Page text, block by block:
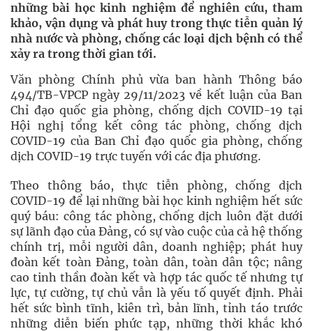
những bài học kinh nghiệm để nghiên cứu, tham
khảo, vận dụng và phát huy trong thực tiễn quản lý
nhà nước và phòng, chống các loại dịch bệnh có thể
xảy ra trong thời gian tới.
Văn phòng Chính phủ vừa ban hành Thông báo
494/TB-VPCP ngày 29/11/2023 về kết luận của Ban
Chỉ đạo quốc gia phòng, chống dịch COVID-19 tại
Hội nghị tổng kết công tác phòng, chống dịch
COVID-19 của Ban Chỉ đạo quốc gia phòng, chống
dịch COVID-19 trực tuyến với các địa phương.
Theo thông báo, thực tiễn phòng, chống dịch
COVID-19 để lại những bài học kinh nghiệm hết sức
quý báu: công tác phòng, chống dịch luôn đặt dưới
sự lãnh đạo của Đảng, có sự vào cuộc của cả hệ thống
chính trị, mỗi người dân, doanh nghiệp; phát huy
đoàn kết toàn Đảng, toàn dân, toàn dân tộc; nâng
cao tinh thần đoàn kết và hợp tác quốc tế nhưng tự
lực, tự cường, tự chủ vẫn là yếu tố quyết định. Phải
hết sức bình tĩnh, kiên trì, bản lĩnh, tỉnh táo trước
những diễn biến phức tạp, những thời khắc khó